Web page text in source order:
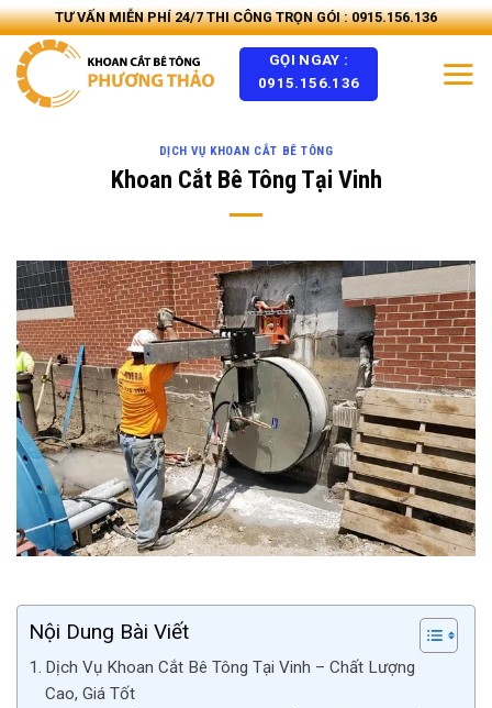
Skip
to
content
TƯ VẤN MIỄN PHÍ 24/7 THI CÔNG TRỌN GÓI : 0915.156.136
GỌI NGAY :
0915.156.136
DỊCH VỤ KHOAN CẮT BÊ TÔNG
Khoan Cắt Bê Tông Tại Vinh
Nội Dung Bài Viết
Dịch Vụ Khoan Cắt Bê Tông Tại Vinh – Chất Lượng
Cao, Giá Tốt